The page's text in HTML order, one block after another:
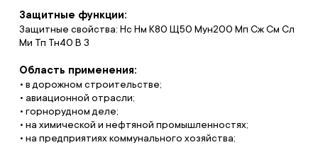
Защитные функции:
Защитные свойства: Нс Нм К80 Щ50 Мун200 Мп Сж См Сл
Ми Тп Тн40 В З
Область применения:
• в дорожном строительстве;
• авиационной отрасли;
• горнорудном деле;
• на химической и нефтяной промышленностях;
• на предприятиях коммунального хозяйства;